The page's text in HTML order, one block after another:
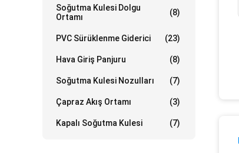
Soğutma Kulesi Dolgu
Ortamı
(8)
PVC Sürüklenme Giderici (23)
Hava Giriş Panjuru (8)
Soğutma Kulesi Nozulları (7)
Çapraz Akış Ortamı (3)
Kapalı Soğutma Kulesi (7)